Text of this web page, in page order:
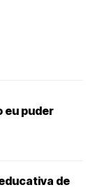
eu puder
de